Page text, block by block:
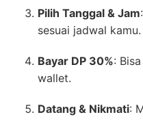
Pilih Tanggal & Jam
sesuai jadwal kamu.
Bayar DP 30%:
wallet.
Datang & Nikmati: